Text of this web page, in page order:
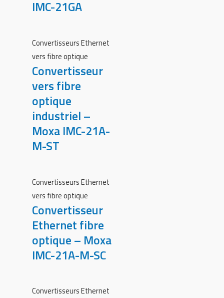
IMC-21GA
Convertisseurs Ethernet
vers fibre optique
Convertisseur
vers fibre
optique
industriel –
Moxa IMC-21A-
M-ST
Convertisseurs Ethernet
vers fibre optique
Convertisseur
Ethernet fibre
optique – Moxa
IMC-21A-M-SC
Convertisseurs Ethernet